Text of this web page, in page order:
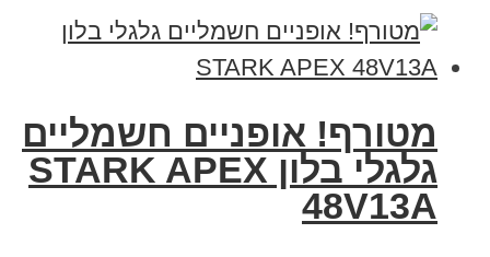
מטורף! אופניים חשמליים
גלגלי בלון STARK APEX
48V13A